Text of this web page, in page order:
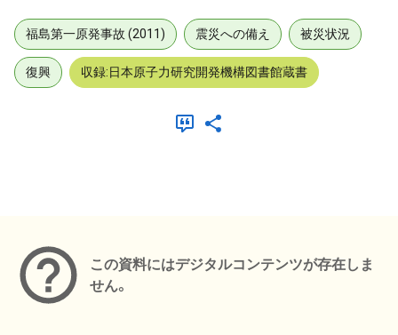
福島第一原発事故 (2011) 震災への備え 被災状況
復興 収録:日本原子力研究開発機構図書館蔵書
この資料にはデジタルコンテンツが存在しま
せん。